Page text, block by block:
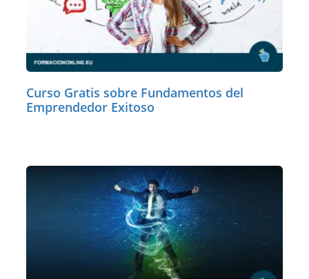
Curso Gratis sobre Fundamentos del
Emprendedor Exitoso